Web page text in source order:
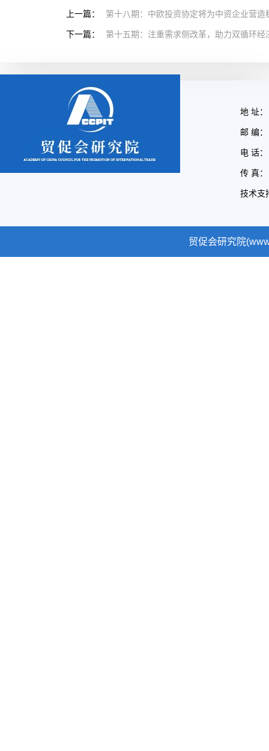
上一篇： 第十八期：中欧投资协定将为中资企业营造
下一篇： 第十五期：注重需求侧改革，助力双循环经
地 址
邮 编
电 话
传 真
技术支
贸促会研究院